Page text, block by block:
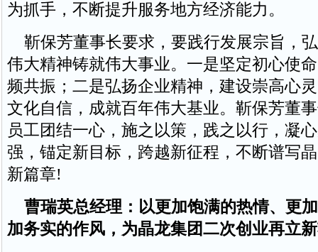
为抓手，不断提升服务地方经济能力。
靳保芳董事长要求，要践行发展宗旨，
伟大精神铸就伟大事业。一是坚定初心使
频共振；二是弘扬企业精神，建设崇高心
文化自信，成就百年伟大基业。靳保芳董
员工团结一心，施之以策，践之以行，凝
强，锚定新目标，跨越新征程，不断谱写
新篇章!
曹瑞英总经理：以更加饱满的热情、更
加务实的作风，为晶龙集团二次创业再立